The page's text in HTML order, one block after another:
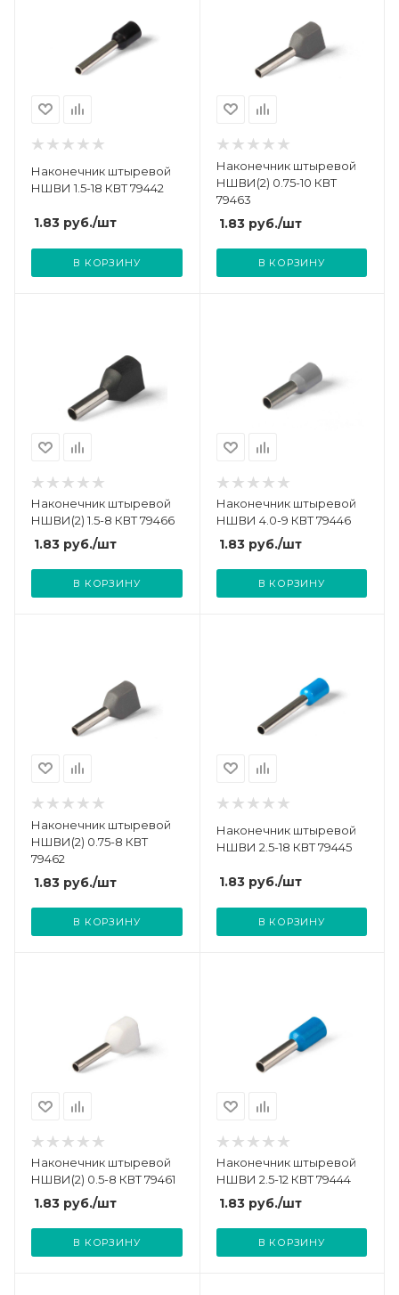
Наконечник штыревой
НШВИ 1.5-18 КВТ 79442
1.83 руб./шт
В КОРЗИНУ
Наконечник штыревой
НШВИ(2) 0.75-10 КВТ
79463
1.83руб./шт
В КОРЗИНУ
Наконечник штыревой
НШВИ(2) 1.5-8 КВТ 79466
1.83 руб./шт
В КОРЗИНУ
Наконечник штыревой
НШВИ 4.0-9 КВТ 79446
1.83руб./шт
В КОРЗИНУ
Наконечник штыревой
НШВИ(2) 0.75-8 КВТ
79462
1.83 руб./шт
В КОРЗИНУ
Наконечник штыревой
НШВИ 2.5-18 КВТ 79445
1.83руб./шт
В КОРЗИНУ
Наконечник штыревой
НШВИ(2) 0.5-8 КВТ 79461
1.83 руб./шт
В КОРЗИНУ
Наконечник штыревой
НШВИ 2.5-12 КВТ 79444
1.83руб./шт
В КОРЗИНУ